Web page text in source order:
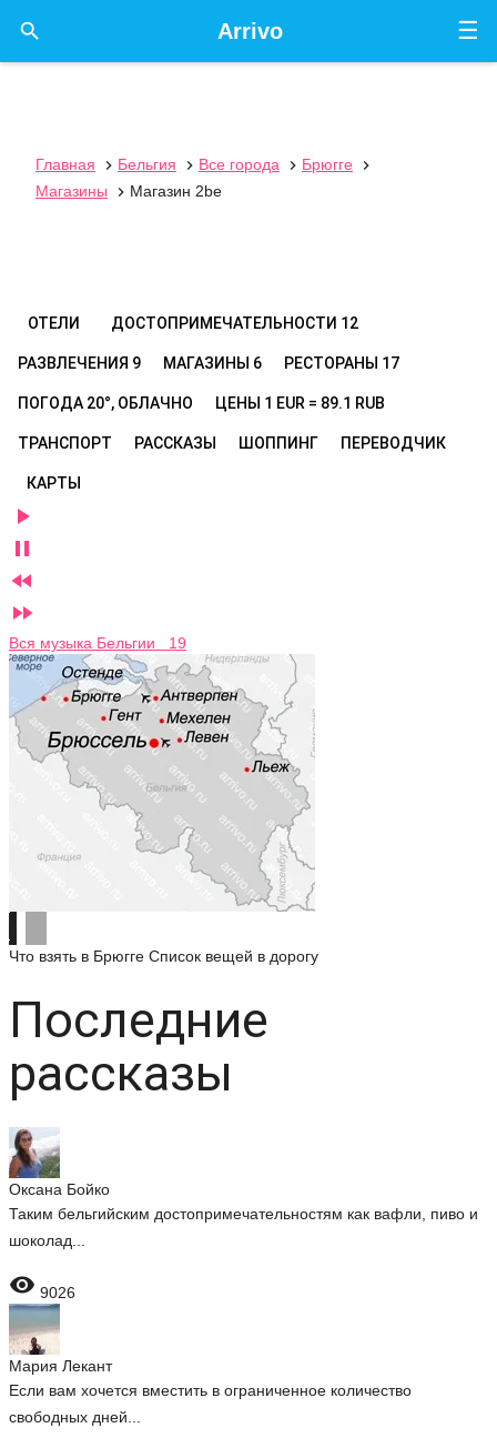
☰
Arrivo

Главная  Бельгия  Все города  Брюгге

Магазины
 Магазин 2be
ОТЕЛИ ДОСТОПРИМЕЧАТЕЛЬНОСТИ 12
РАЗВЛЕЧЕНИЯ 9 МАГАЗИНЫ 6 РЕСТОРАНЫ 17
ПОГОДА 20°, ОБЛАЧНО ЦЕНЫ 1 EUR = 89.1 RUB
ТРАНСПОРТ РАССКАЗЫ ШОППИНГ ПЕРЕВОДЧИК
КАРТЫ




Вся музыка Бельгии 19
Что взять в Брюгге Список вещей в дорогу
Последние
рассказы
Оксана Бойко
Таким бельгийским достопримечательностям как вафли, пиво и
шоколад...
 9026
Мария Лекант
Если вам хочется вместить в ограниченное количество
свободных дней...